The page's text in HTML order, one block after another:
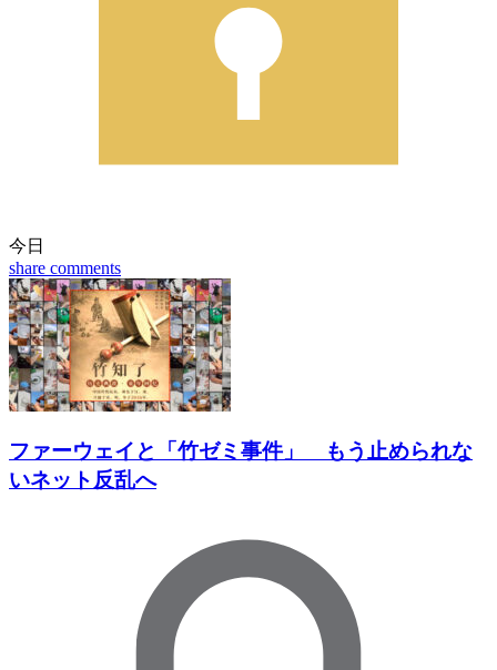
今日
share comments
ファーウェイと「竹ゼミ事件」 もう止められな
いネット反乱へ